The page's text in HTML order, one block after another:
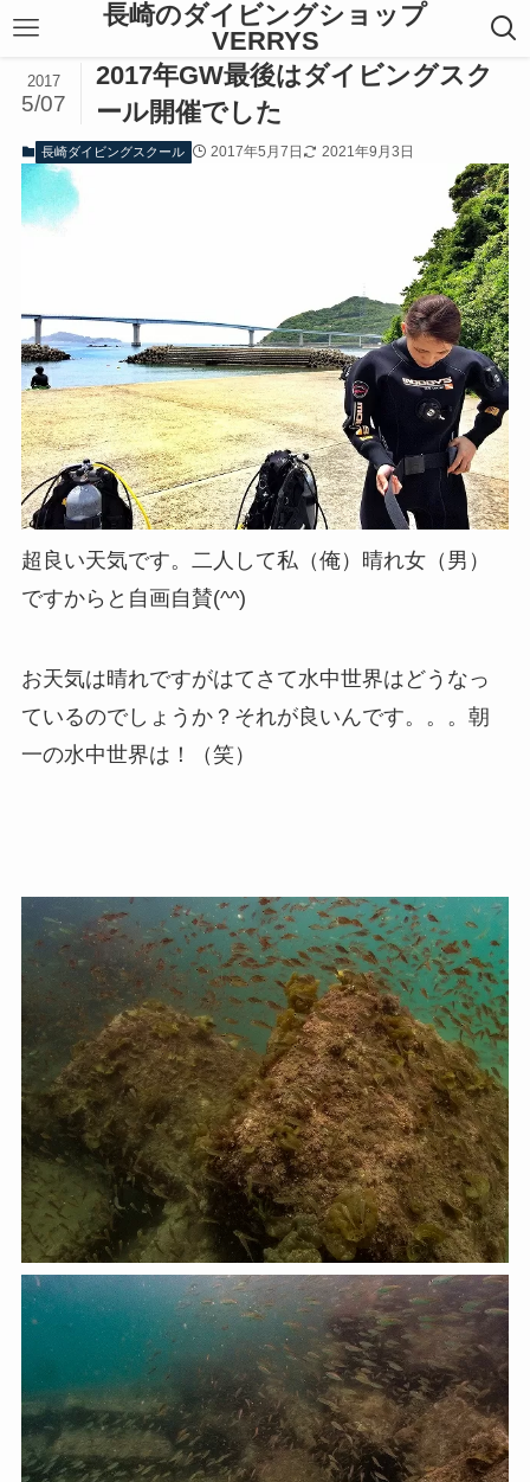
長崎のダイビングショップ
VERRYS
2017年GW最後はダイビングスク
ール開催でした
2017
5/07
長崎ダイビングスクール 2017年5月7日 2021年9月3日
超良い天気です。二人して私（俺）晴れ女（男）
ですからと自画自賛(^^)
お天気は晴れですがはてさて水中世界はどうなっ
ているのでしょうか？それが良いんです。。。朝
一の水中世界は！（笑）